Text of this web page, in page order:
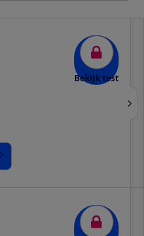
Bekijk test